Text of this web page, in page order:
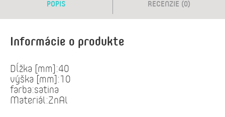
POPIS RECENZIE (0)
Informácie o produkte
Dĺžka [mm]:40
výška [mm]:10
farba:satina
Materiál:ZnAl